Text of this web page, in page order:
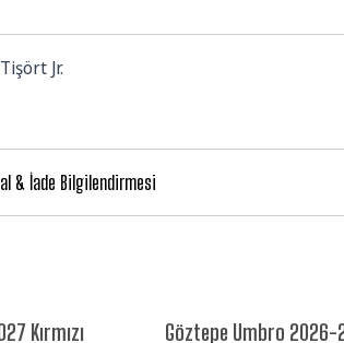
Jr.
& İade Bilgilendirmesi
Kırmızı
NEW SEASON
Göztepe Umbro 2026-